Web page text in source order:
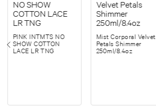
PINK INTMTS NO
SHOW COTTON
LACE LR TNG
Mist Corporal Velvet
Petals Shimmer
250ml/8.4oz